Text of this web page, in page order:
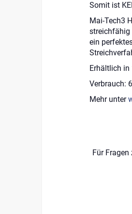
Somit ist
Mai-Tech3
streichfähig
ein
Erhältlich in
Verbrauch:
Mehr unter
Für